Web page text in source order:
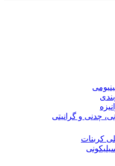
چدنی و گرانیتی
کربنات